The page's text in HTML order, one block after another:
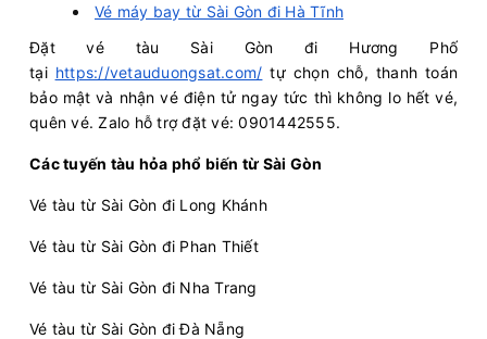
Vé máy bay từ Sài Gòn đi Hà Tĩnh
Đặt vé tàu Sài Gòn đi Hương Phố
tại https://vetauduongsat.com/ tự chọn chỗ, thanh toán
bảo mật và nhận vé điện tử ngay tức thì không lo hết vé,
quên vé. Zalo hỗ trợ đặt vé: 0901442555.
Các tuyến tàu hỏa phổ biến từ Sài Gòn
Vé tàu từ Sài Gòn đi Long Khánh
Vé tàu từ Sài Gòn đi Phan Thiết
Vé tàu từ Sài Gòn đi Nha Trang
Vé tàu từ Sài Gòn đi Đà Nẵng